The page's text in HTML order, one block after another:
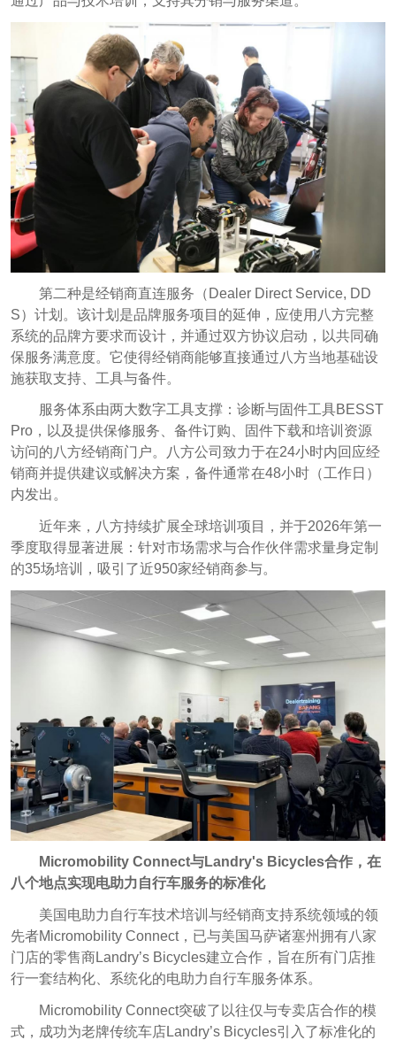
第二种是经销商直连服务（Dealer Direct Service, DD
S）计划。该计划是品牌服务项目的延伸，应使用八方完整
系统的品牌方要求而设计，并通过双方协议启动，以共同确
保服务满意度。它使得经销商能够直接通过八方当地基础设
施获取支持、工具与备件。
服务体系由两大数字工具支撑：诊断与固件工具BESST
Pro，以及提供保修服务、备件订购、固件下载和培训资源
访问的八方经销商门户。八方公司致力于在24小时内回应经
销商并提供建议或解决方案，备件通常在48小时（工作日）
内发出。
近年来，八方持续扩展全球培训项目，并于2026年第一
季度取得显著进展：针对市场需求与合作伙伴需求量身定制
的35场培训，吸引了近950家经销商参与。
Micromobility Connect与Landry's Bicycles合作，在
八个地点实现电助力自行车服务的标准化
美国电助力自行车技术培训与经销商支持系统领域的领
先者Micromobility Connect，已与美国马萨诸塞州拥有八家
门店的零售商Landry’s Bicycles建立合作，旨在所有门店推
行一套结构化、系统化的电助力自行车服务体系。
Micromobility Connect突破了以往仅与专卖店合作的模
式，成功为老牌传统车店Landry’s Bicycles引入了标准化的